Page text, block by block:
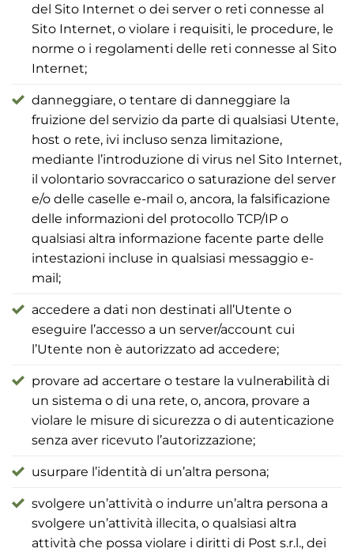
del Sito Internet o dei server o reti connesse al
Sito Internet, o violare i requisiti, le procedure, le
norme o i regolamenti delle reti connesse al Sito
Internet;
danneggiare, o tentare di danneggiare la
fruizione del servizio da parte di qualsiasi Utente,
host o rete, ivi incluso senza limitazione,
mediante l’introduzione di virus nel Sito Internet,
il volontario sovraccarico o saturazione del server
e/o delle caselle e-mail o, ancora, la falsificazione
delle informazioni del protocollo TCP/IP o
qualsiasi altra informazione facente parte delle
intestazioni incluse in qualsiasi messaggio e-
mail;
accedere a dati non destinati all’Utente o
eseguire l’accesso a un server/account cui
l’Utente non è autorizzato ad accedere;
provare ad accertare o testare la vulnerabilità di
un sistema o di una rete, o, ancora, provare a
violare le misure di sicurezza o di autenticazione
senza aver ricevuto l’autorizzazione;
usurpare l’identità di un’altra persona;
svolgere un’attività o indurre un’altra persona a
svolgere un’attività illecita, o qualsiasi altra
attività che possa violare i diritti di Post s.r.l., dei